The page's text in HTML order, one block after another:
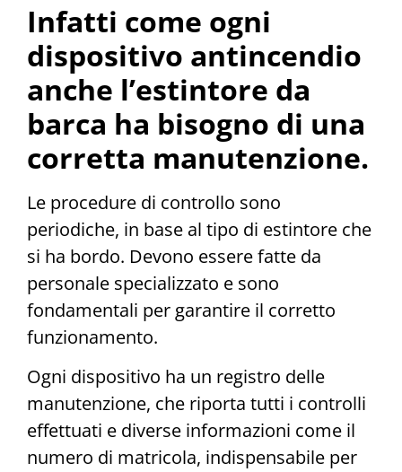
Infatti come ogni
dispositivo antincendio
anche l’estintore da
barca ha bisogno di una
corretta manutenzione.
Le procedure di controllo sono
periodiche, in base al tipo di estintore che
si ha bordo. Devono essere fatte da
personale specializzato e sono
fondamentali per garantire il corretto
funzionamento.
Ogni dispositivo ha un registro delle
manutenzione, che riporta tutti i controlli
effettuati e diverse informazioni come il
numero di matricola, indispensabile per